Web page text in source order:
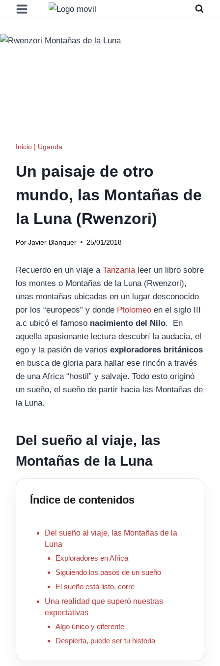
Saltar
al
contenido
Inicio | Uganda
Un paisaje de otro
mundo, las Montañas de
la Luna (Rwenzori)
Por Javier Blanquer 25/01/2018
Recuerdo en un viaje a Tanzania leer un libro sobre
los montes o Montañas de la Luna (Rwenzori),
unas montañas ubicadas en un lugar desconocido
por los “europeos” y donde Ptolomeo en el siglo III
a.c ubicó el famoso nacimiento del Nilo. En
aquella apasionante lectura descubrí la audacia, el
ego y la pasión de varios exploradores británicos
en busca de gloria para hallar ese rincón a través
de una Africa “hostil” y salvaje. Todo esto originó
un sueño, el sueño de partir hacia las Montañas de
la Luna.
Del sueño al viaje, las
Montañas de la Luna
Índice de contenidos
Del sueño al viaje, las Montañas de la
Luna
Exploradores en Africa
Siguiendo los pasos de un sueño
El sueño está listo, corre
Una realidad que superó nuestras
expectativas
Algo único y diferente
Despierta, puede ser tu historia